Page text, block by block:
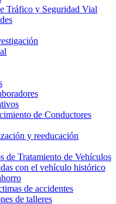
Tráfico y Seguridad Vial
de Conductores
y reeducación
de Tratamiento de Vehículos
con el vehículo histórico
de accidentes
de talleres